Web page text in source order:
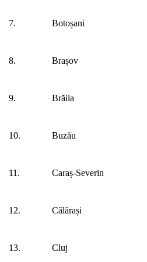
7. Botoșani
8. Brașov
9. Brăila
10. Buzău
11. Caraș-Severin
12. Călărași
13. Cluj